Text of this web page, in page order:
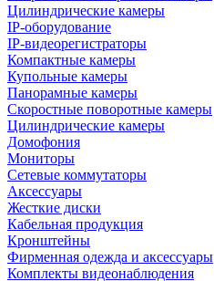
Цилиндрические камеры
IP-оборудование
IP-видеорегистраторы
Компактные камеры
Купольные камеры
Панорамные камеры
Скоростные поворотные камеры
Цилиндрические камеры
Домофония
Мониторы
Сетевые коммутаторы
Аксессуары
Жесткие диски
Кабельная продукция
Кронштейны
Фирменная одежда и аксессуары
Комплекты видеонаблюдения